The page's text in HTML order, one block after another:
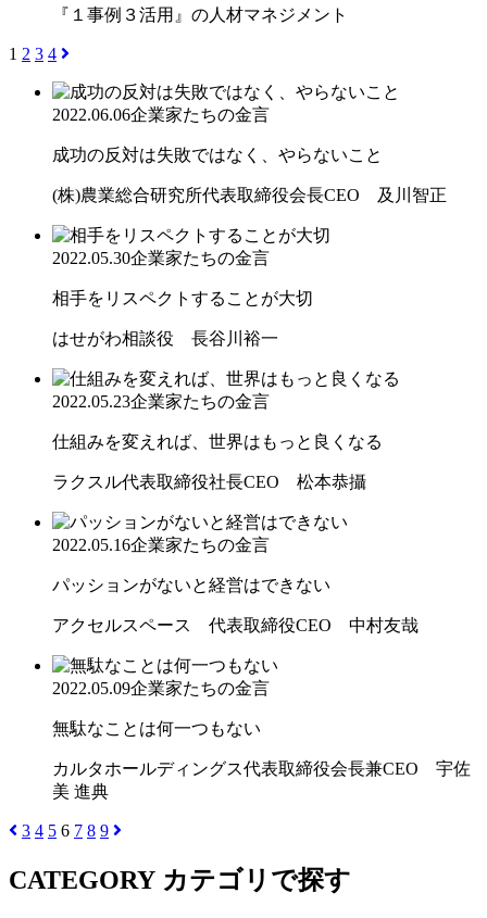
『１事例３活用』の人材マネジメント
1 2 3 4
2022.06.06企業家たちの金言
成功の反対は失敗ではなく、やらないこと
(株)農業総合研究所代表取締役会長CEO 及川智正
2022.05.30企業家たちの金言
相手をリスペクトすることが大切
はせがわ相談役 長谷川裕一
2022.05.23企業家たちの金言
仕組みを変えれば、世界はもっと良くなる
ラクスル代表取締役社長CEO 松本恭攝
2022.05.16企業家たちの金言
パッションがないと経営はできない
アクセルスペース 代表取締役CEO 中村友哉
2022.05.09企業家たちの金言
無駄なことは何一つもない
カルタホールディングス代表取締役会長兼CEO 宇佐
美 進典
3 4 5 6 7 8 9
CATEGORY カテゴリで探す